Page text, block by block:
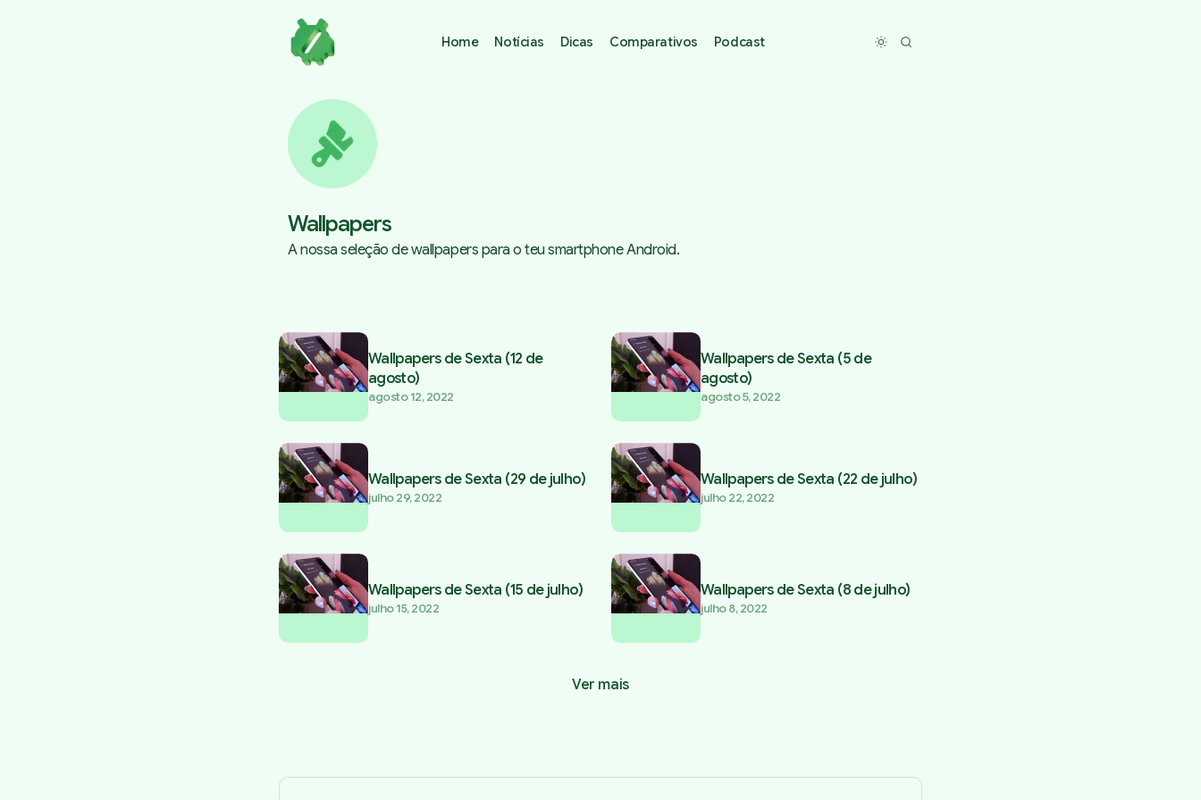
Home Notícias Dicas Comparativos Podcast Toggle dark mode
Wallpapers
A nossa seleção de wallpapers para o teu smartphone Android.
Posts tagged with Wallpapers
Wallpapers de Sexta (12 de
agosto)
agosto 12, 2022
Wallpapers de Sexta (5 de
agosto)
agosto 5, 2022
Wallpapers de Sexta (29 de julho)
julho 29, 2022
Wallpapers de Sexta (22 de julho)
julho 22, 2022
Wallpapers de Sexta (15 de julho)
julho 15, 2022
Wallpapers de Sexta (8 de julho)
julho 8, 2022
Ver mais